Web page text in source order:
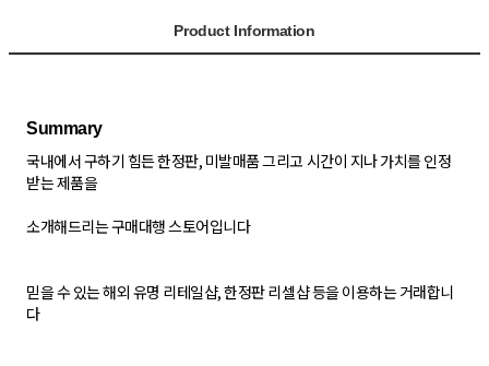
Product Information
Summary
국내에서 구하기 힘든 한정판, 미발매품 그리고 시간이 지나 가치를 인정
받는 제품을
소개해드리는 구매대행 스토어입니다
믿을 수 있는 해외 유명 리테일샵, 한정판 리셀샵 등을 이용하는 거래합니
다